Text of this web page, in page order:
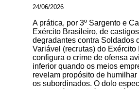
24/06/2026
A prática, por 3º Sargento e
Exército Brasileiro, de
degradantes contra Soldados
Variável (recrutas) do Exército
configura o crime de ofensa
inferior quando os meios
revelam propósito de
os subordinados. O dolo